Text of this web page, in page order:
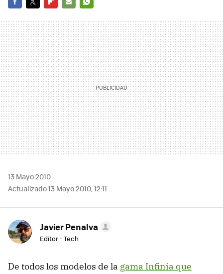
MAIL
13 Mayo 2010
Actualizado 13 Mayo 2010, 12:11
Javier Penalva
Editor - Tech
De todos los modelos de la gama Infinia que